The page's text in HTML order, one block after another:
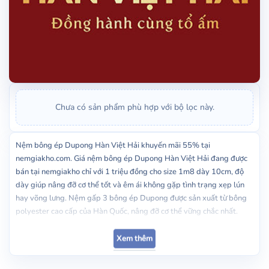
Chưa có sản phẩm phù hợp với bộ lọc này.
Nệm bông ép Dupong Hàn Việt Hải khuyến mãi 55% tại
nemgiakho.com. Giá nệm bông ép Dupong Hàn Việt Hải đang được
bán tại nemgiakho chỉ với 1 triệu đồng cho size 1m8 dày 10cm, độ
dày giúp nâng đỡ cơ thể tốt và êm ái không gặp tình trạng xẹp lún
hay võng lưng. Nệm gấp 3 bông ép Dupong được sản xuất từ bông
polyester cao cấp của Hàn Quốc, nâng đỡ cơ thể vững chắc nhất.
Nệm bông ép Dupong Hàn Việt Hải có tốt
Xem thêm